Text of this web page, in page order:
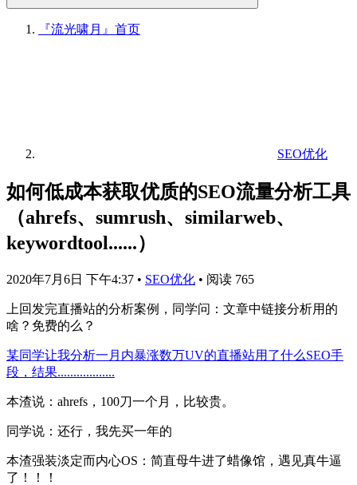
『流光啸月』 首页
SEO优化
如何低成本获取优质的SEO流量分析工具
（ahrefs、sumrush、similarweb、
keywordtool......）
2020年7月6日 下午4:37 • SEO优化 • 阅读 765
上回发完直播站的分析案例，同学问：文章中链接分析用的
啥？免费的么？
某同学让我分析一月内暴涨数万UV的直播站用了什么SEO手
段，结果..................
本渣说：ahrefs，100刀一个月，比较贵。
同学说：还行，我先买一年的
本渣强装淡定而内心OS：简直母牛进了蜡像馆，遇见真牛逼
了！！！